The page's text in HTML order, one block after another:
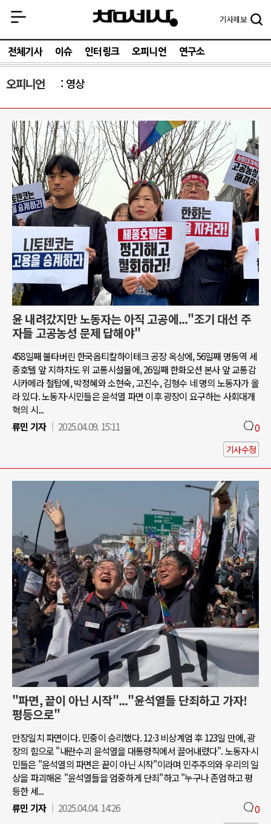
기사제보
전체기사 이슈 인터링크 오피니언 연구소
오피니언 영상
윤 내려갔지만 노동자는 아직 고공에..."조기 대선 주
자들 고공농성 문제 답해야"
458일째 불타버린 한국옵티칼하이테크 공장 옥상에, 56일째 명동역 세
종호텔 앞 지하차도 위 교통시설물에, 26일째 한화오션 본사 앞 교통감
시카메라 철탑에, 박정혜와 소현숙, 고진수, 김형수 네 명의 노동자가 올
라 있다. 노동자·시민들은 윤석열 파면 이후 광장이 요구하는 사회대개
혁의 시...
류민 기자
2025.04.09. 15:11 0
기사수정
"파면, 끝이 아닌 시작"..."윤석열들 단죄하고 가자!
평등으로"
만장일치 파면이다. 민중이 승리했다. 12·3 비상계엄 후 123일 만에, 광
장의 힘으로 "내란수괴 윤석열을 대통령직에서 끌어내렸다". 노동자∙시
민들은 "윤석열의 파면은 끝이 아닌 시작"이라며 민주주의와 우리의 일
상을 파괴해온 "윤석열들을 엄중하게 단죄"하고 "누구나 존엄하고 평
등한 세...
류민 기자
2025.04.04. 14:26 0